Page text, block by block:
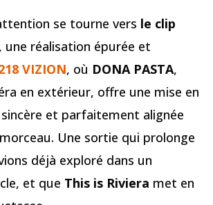
se tourne vers le clip
, une réalisation épurée et
VIZION, où DONA PASTA,
en extérieur, offre une mise en
et parfaitement alignée
Une sortie qui prolonge
déjà exploré dans un
et que This is Riviera met en